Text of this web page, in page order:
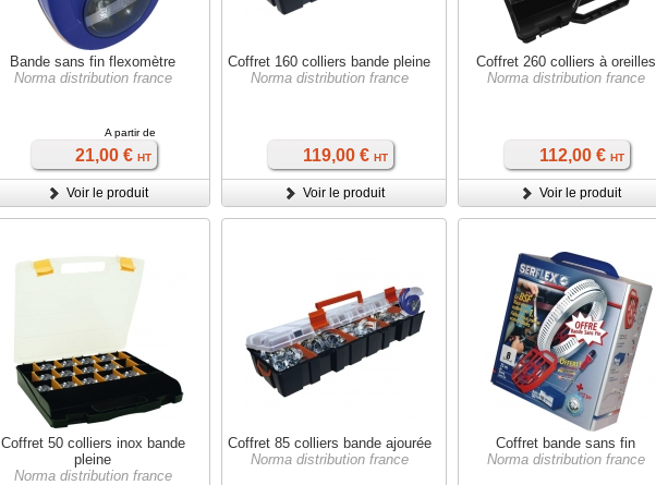
Bande sans fin flexomètre
Norma distribution france
A partir de
21,00 € HT
Voir le produit
Coffret 160 colliers bande pleine
Norma distribution france
119,00 € HT
Voir le produit
Coffret 260 colliers à oreilles
Norma distribution france
112,00 € HT
Voir le produit
Coffret 50 colliers inox bande
pleine
Norma distribution france
Coffret 85 colliers bande ajourée
Norma distribution france
Coffret bande sans fin
Norma distribution france